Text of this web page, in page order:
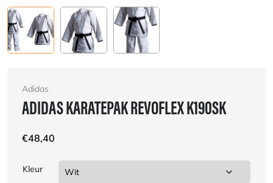
Adidas
ADIDAS KARATEPAK REVOFLEX K190SK
€48,40
Kleur